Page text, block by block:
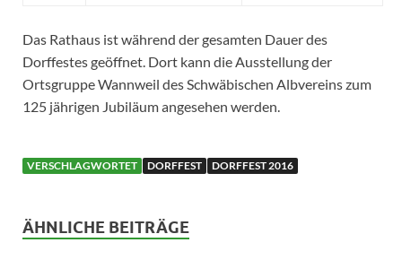
Das Rathaus ist während der gesamten Dauer des
Dorffestes geöffnet. Dort kann die Ausstellung der
Ortsgruppe Wannweil des Schwäbischen Albvereins zum
125 jährigen Jubiläum angesehen werden.
VERSCHLAGWORTET DORFFEST DORFFEST 2016
ÄHNLICHE BEITRÄGE